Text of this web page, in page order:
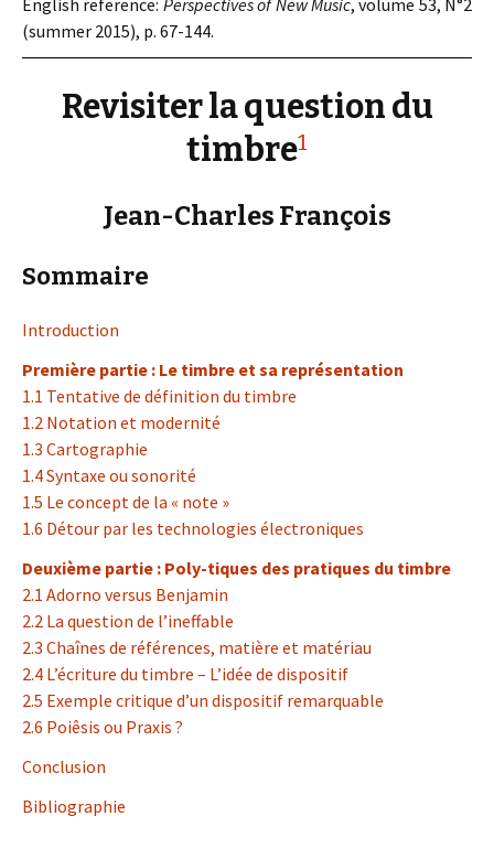
English reference: Perspectives of New Music, volume 53, N°2
(summer 2015), p. 67-144.
Revisiter la question du
timbre1
Jean-Charles François
Sommaire
Introduction
Première partie : Le timbre et sa représentation
1.1 Tentative de définition du timbre
1.2 Notation et modernité
1.3 Cartographie
1.4 Syntaxe ou sonorité
1.5 Le concept de la « note »
1.6 Détour par les technologies électroniques
Deuxième partie : Poly-tiques des pratiques du timbre
2.1 Adorno versus Benjamin
2.2 La question de l’ineffable
2.3 Chaînes de références, matière et matériau
2.4 L’écriture du timbre – L’idée de dispositif
2.5 Exemple critique d’un dispositif remarquable
2.6 Poiêsis ou Praxis ?
Conclusion
Bibliographie